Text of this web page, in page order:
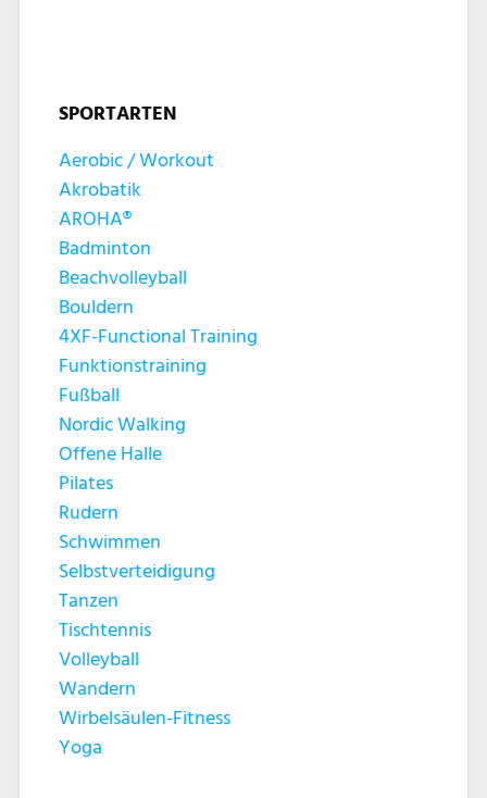
SPORTARTEN
Aerobic / Workout
Akrobatik
AROHA®
Badminton
Beachvolleyball
Bouldern
4XF-Functional Training
Funktionstraining
Fußball
Nordic Walking
Offene Halle
Pilates
Rudern
Schwimmen
Selbstverteidigung
Tanzen
Tischtennis
Volleyball
Wandern
Wirbelsäulen-Fitness
Yoga